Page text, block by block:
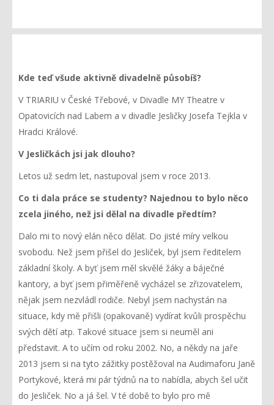
Kde teď všude aktivně divadelně působíš?
V TRIARIU v České Třebové, v Divadle MY Theatre v
Opatovicích nad Labem a v divadle Jesličky Josefa Tejkla v
Hradci Králové.
V Jesličkách jsi jak dlouho?
Letos už sedm let, nastupoval jsem v roce 2013.
Co ti dala práce se studenty? Najednou to bylo něco
zcela jiného, než jsi dělal na divadle předtím?
Dalo mi to nový elán něco dělat. Do jisté míry velkou
svobodu. Než jsem přišel do Jesliček, byl jsem ředitelem
základní školy. A byť jsem měl skvělé žáky a báječné
kantory, a byť jsem přiměřeně vycházel se zřizovatelem,
nějak jsem nezvládl rodiče. Nebyl jsem nachystán na
situace, kdy mě přišli (opakovaně) vydírat kvůli prospěchu
svých dětí atp. Takové situace jsem si neuměl ani
představit. A to učím od roku 2002. No, a někdy na jaře
2013 jsem si na tyto zážitky postěžoval na Audimaforu Janě
Portykové, která mi pár týdnů na to nabídla, abych šel učit
do Jesliček. No a já šel. V té době to bylo pro mě